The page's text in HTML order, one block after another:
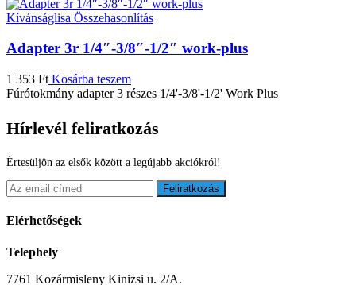
Kívánságlisa Összehasonlítás
Adapter 3r 1/4″-3/8″-1/2″ work-plus
1 353 Ft Kosárba teszem
Fúrótokmány adapter 3 részes 1/4'-3/8'-1/2' Work Plus
Hírlevél feliratkozás
Értesüljön az elsők között a legújabb akciókról!
Feliratkozás
Elérhetőségek
Telephely
7761 Kozármisleny Kinizsi u. 2/A.